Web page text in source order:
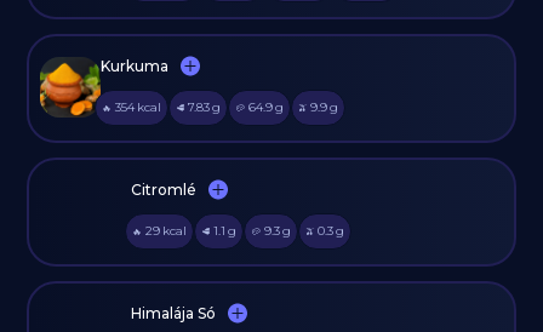
Kurkuma
🔥 354 kcal 🥩 7.83g 🥔 64.9g 🫒 9.9g
Citromlé
🔥 29 kcal 🥩 1.1 g 🥔 9.3g 🫒 0.3g
Himalája Só